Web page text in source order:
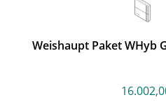
Weishaupt Paket WHyb